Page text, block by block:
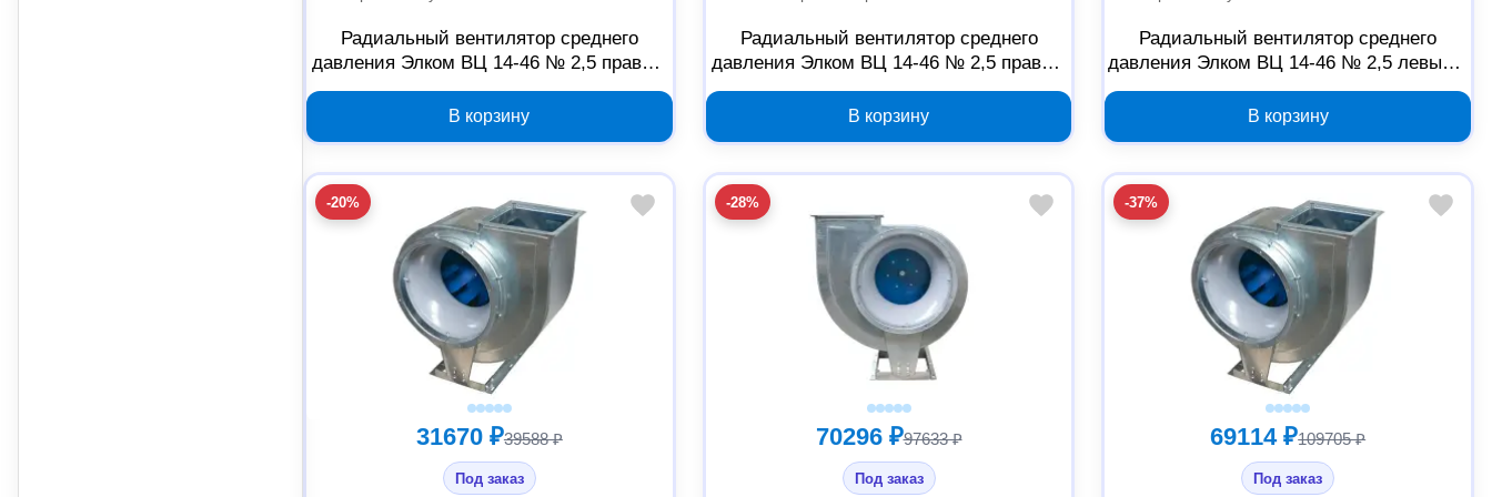
Радиальный вентилятор среднего
давления Элком ВЦ 14-46 № 2,5 правый
0 градусов с двигателем 0.75/1500
03.02.216885
В корзину
Радиальный вентилятор среднего
давления Элком ВЦ 14-46 № 2,5 правый
0 градусов с двигателем 0.55/1500
03.02.000538
В корзину
Радиальный вентилятор среднего
давления Элком ВЦ 14-46 № 2,5 левый 0
градусов с двигателем 0.75/1500
03.02.216886
В корзину
-20%
31670 ₽39588 ₽
Под заказ
-28%
70296 ₽97633 ₽
Под заказ
-37%
69114 ₽109705 ₽
Под заказ